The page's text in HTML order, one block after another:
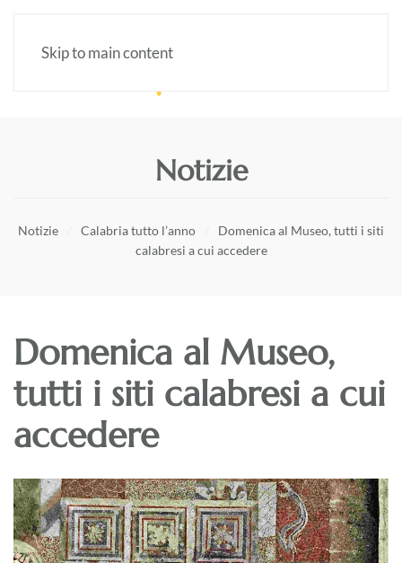
Skip to main content
Notizie
Notizie Calabria tutto l’anno
Domenica al Museo, tutti i siti
calabresi a cui accedere
Domenica al Museo,
tutti i siti calabresi a cui
accedere